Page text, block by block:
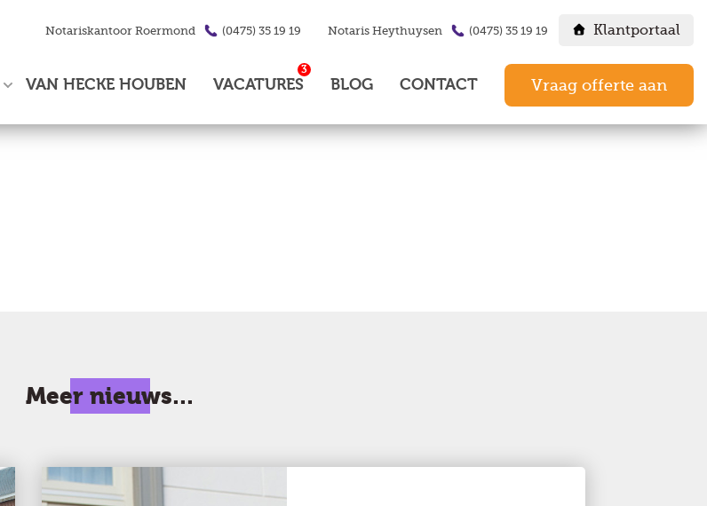
Notariskantoor Roermond (0475) 35 19 19 Notaris Heythuysen (0475) 35 19 19 Klantportaal
VAN HECKE HOUBEN VACATURES
3
BLOG CONTACT Vraag offerte aan
Meer nieuws...